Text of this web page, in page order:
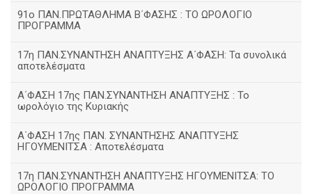
91ο ΠΑΝ.ΠΡΩΤΑΘΛΗΜΑ Β΄ΦΑΣΗΣ : ΤΟ ΩΡΟΛΟΓΙΟ
ΠΡΟΓΡΑΜΜΑ
17η ΠΑΝ.ΣΥΝΑΝΤΗΣΗ ΑΝΑΠΤΥΞΗΣ Α΄ΦΑΣΗ: Τα συνολικά
αποτελέσματα
Α΄ΦΑΣΗ 17ης ΠΑΝ.ΣΥΝΑΝΤΗΣΗ ΑΝΑΠΤΥΞΗΣ : Το
ωρολόγιο της Κυριακής
Α΄ΦΑΣΗ 17ης ΠΑΝ. ΣΥΝΑΝΤΗΣΗΣ ΑΝΑΠΤΥΞΗΣ
ΗΓΟΥΜΕΝΙΤΣΑ : Αποτελέσματα
17η ΠΑΝ.ΣΥΝΑΝΤΗΣΗ ΑΝΑΠΤΥΞΗΣ ΗΓΟΥΜΕΝΙΤΣΑ: ΤΟ
ΩΡΟΛΟΓΙΟ ΠΡΟΓΡΑΜΜΑ